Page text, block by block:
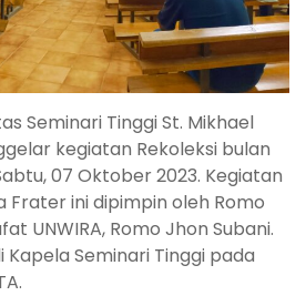
Seminari Tinggi St. Mikhael
kegiatan Rekoleksi bulan
07 Oktober 2023. Kegiatan
Frater ini dipimpin oleh Romo
UNWIRA, Romo Jhon Subani.
Kapela Seminari Tinggi pada